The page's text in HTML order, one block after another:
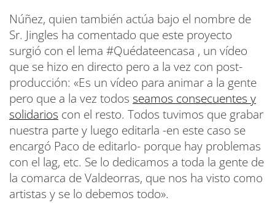
Núñez, quien también actúa bajo el nombre de
Sr. Jingles ha comentado que este proyecto
surgió con el lema #Quédateencasa , un vídeo
que se hizo en directo pero a la vez con post-
producción: «Es un vídeo para animar a la gente
pero que a la vez todos seamos consecuentes y
solidarios con el resto. Todos tuvimos que grabar
nuestra parte y luego editarla -en este caso se
encargó Paco de editarlo- porque hay problemas
con el lag, etc. Se lo dedicamos a toda la gente de
la comarca de Valdeorras, que nos ha visto como
artistas y se lo debemos todo».